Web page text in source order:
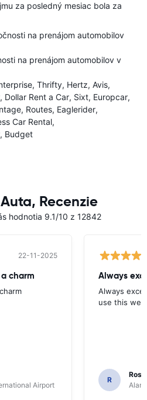
za posledný mesiac bola za
na prenájom automobilov
na prenájom automobilov v
Thrifty Hertz Avis
Dollar Rent a Car Sixt Europcar
Routes Eaglerider
Car Rental
Budget
Recenzie
hodnotia 9.1/10 z 12842
22-11-2025
charm
Airport
Always
Always
use this
R